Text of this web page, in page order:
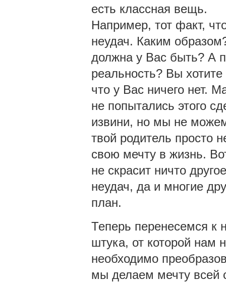
есть классная вещь.
Например, тот факт,
неудач. Каким
должна у Вас быть? А
реальность? Вы
что у Вас ничего нет.
не попытались этого
извини, но мы не
твой родитель просто
свою мечту в жизнь.
не скрасит ничто
неудач, да и многие
план.
Теперь перенесемся
штука, от которой нам
необходимо
мы делаем мечту всей